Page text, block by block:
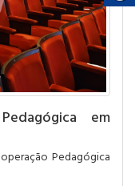
em
Pedagógica